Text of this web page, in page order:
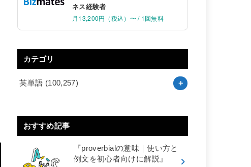
ネス経験者
月13,200円（税込）〜 / 1回無料
カテゴリ
英単語 (100,257)
おすすめ記事
『proverbialの意味｜使い方と
例文を初心者向けに解説』